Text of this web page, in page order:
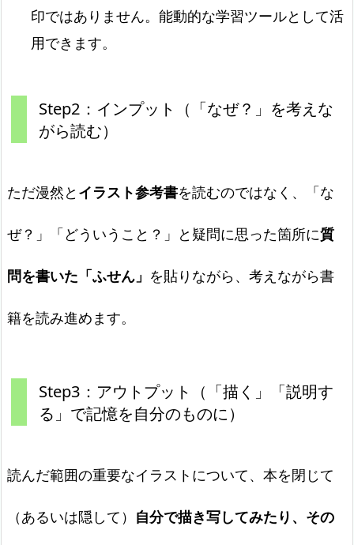
印ではありません。能動的な学習ツールとして活
用できます。
Step2：インプット（「なぜ？」を考えな
がら読む）
ただ漫然と イラスト参考書を読むのではなく、「な
ぜ？」「どういうこと？」と疑問に思った箇所に質
問を書いた「ふせん」 を貼りながら、考えながら書
籍を読み進めます。
Step3：アウトプット（「描く」「説明す
る」で記憶を自分のものに）
読んだ範囲の重要なイラストについて、本を閉じて
（あるいは隠して） 自分で描き写してみたり、その